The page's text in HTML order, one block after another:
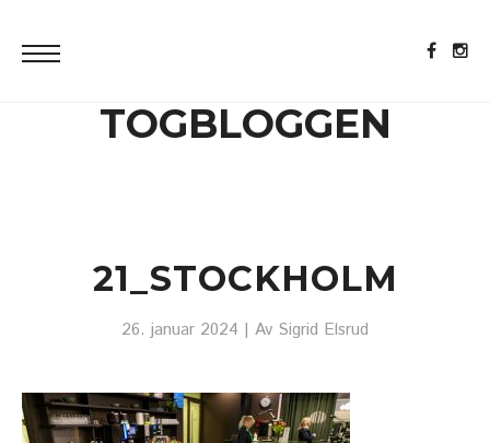
TOGBLOGGEN
21_STOCKHOLM
26. januar 2024 | Av Sigrid Elsrud